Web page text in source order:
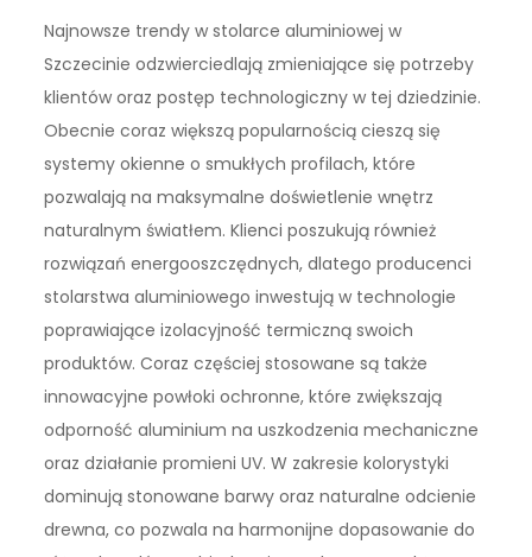
Najnowsze trendy w stolarce aluminiowej w
Szczecinie odzwierciedlają zmieniające się potrzeby
klientów oraz postęp technologiczny w tej dziedzinie.
Obecnie coraz większą popularnością cieszą się
systemy okienne o smukłych profilach, które
pozwalają na maksymalne doświetlenie wnętrz
naturalnym światłem. Klienci poszukują również
rozwiązań energooszczędnych, dlatego producenci
stolarstwa aluminiowego inwestują w technologie
poprawiające izolacyjność termiczną swoich
produktów. Coraz częściej stosowane są także
innowacyjne powłoki ochronne, które zwiększają
odporność aluminium na uszkodzenia mechaniczne
oraz działanie promieni UV. W zakresie kolorystyki
dominują stonowane barwy oraz naturalne odcienie
drewna, co pozwala na harmonijne dopasowanie do